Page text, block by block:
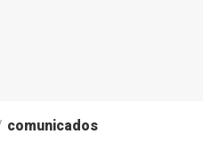
comunicados